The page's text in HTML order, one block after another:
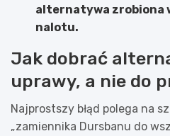
alternatywa zrobiona
nalotu.
Jak dobrać
uprawy, a nie do
Najprostszy błąd polega na
„zamiennika Dursbanu do